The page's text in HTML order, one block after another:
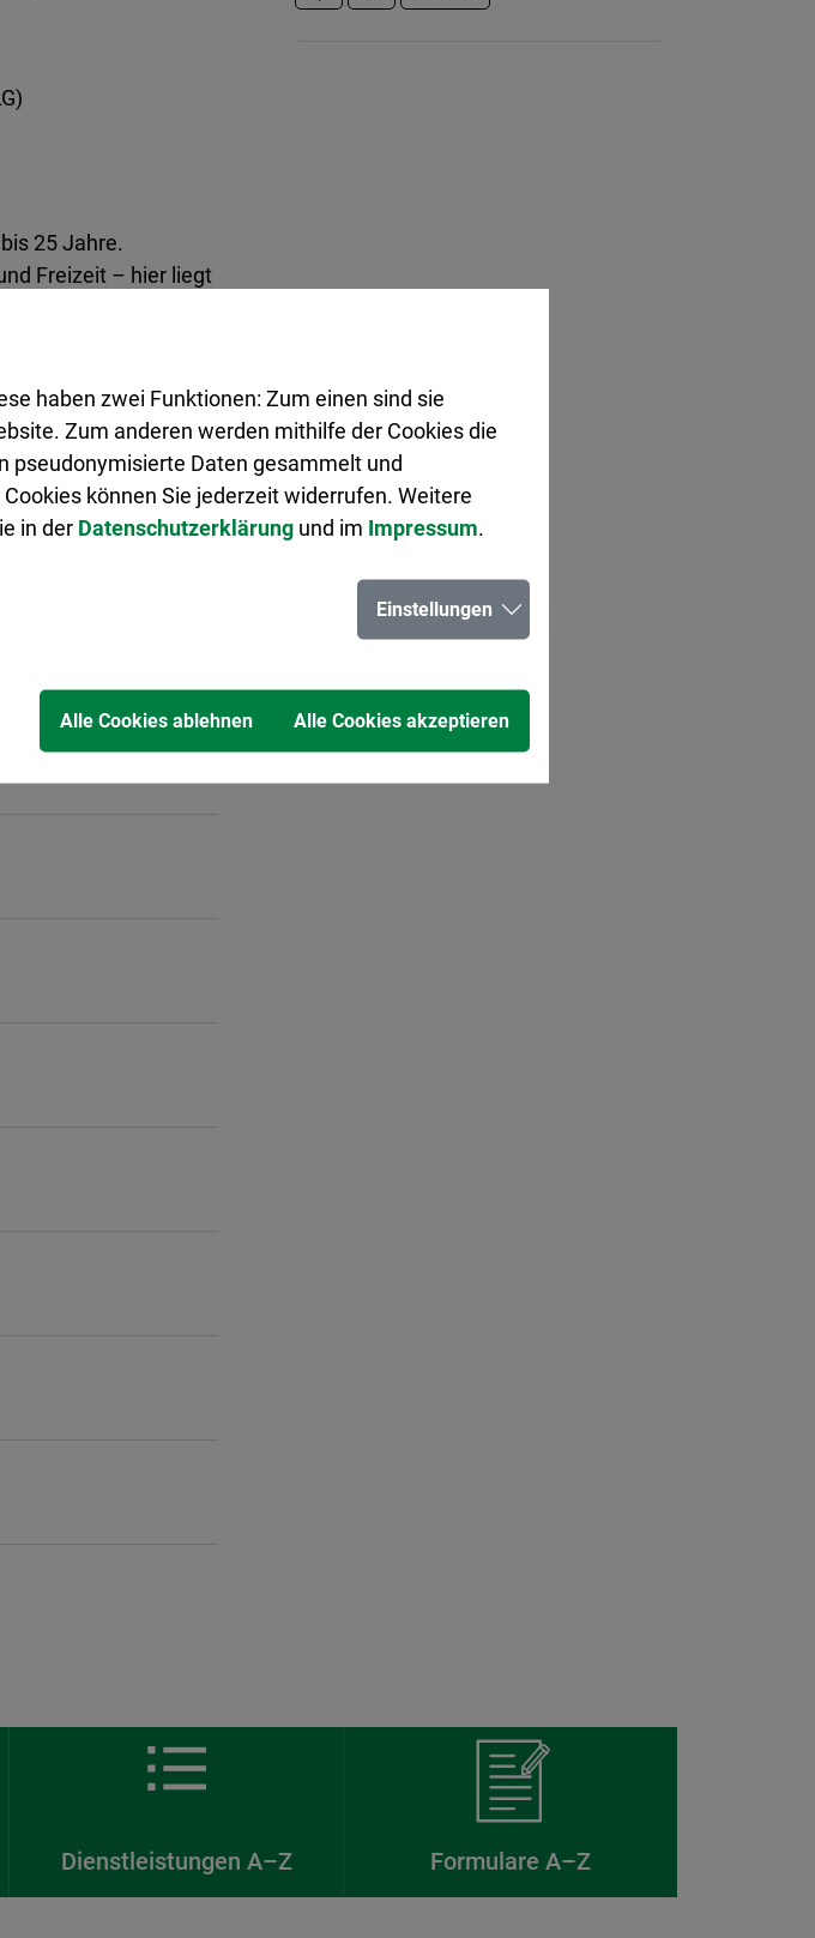
25 Jahre.
Freizeit – hier liegt
Dort gibt es
Person für
oder der
Dienstleistungen A–Z Formulare A–Z
haben zwei Funktionen: Zum einen sind sie
Zum anderen werden mithilfe der Cookies die
pseudonymisierte Daten gesammelt und
können Sie jederzeit widerrufen. Weitere
in der Datenschutzerklärung und im Impressum.
Einstellungen
Alle Cookies ablehnen Alle Cookies akzeptieren